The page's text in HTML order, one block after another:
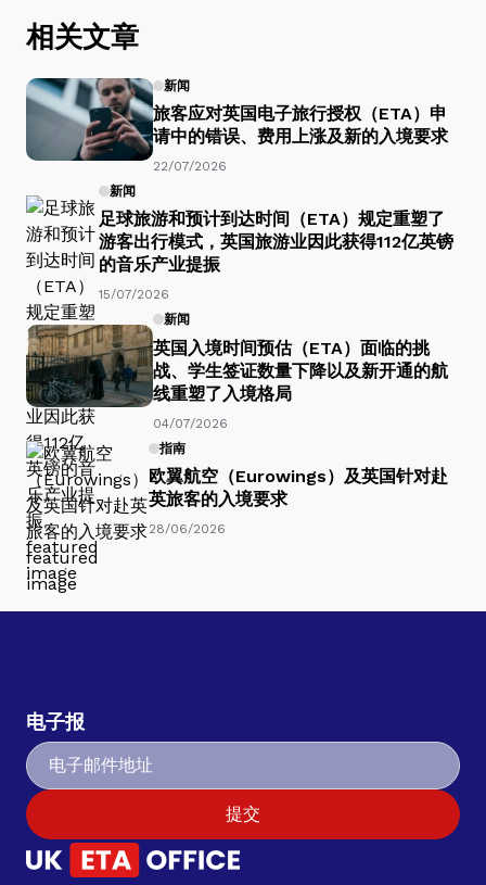
相关文章
新闻
旅客应对英国电子旅行授权（ETA）申
请中的错误、费用上涨及新的入境要求
22/07/2026
新闻
足球旅游和预计到达时间（ETA）规定重塑了
游客出行模式，英国旅游业因此获得112亿英镑
的音乐产业提振
15/07/2026
新闻
英国入境时间预估（ETA）面临的挑
战、学生签证数量下降以及新开通的航
线重塑了入境格局
04/07/2026
指南
欧翼航空（Eurowings）及英国针对赴
英旅客的入境要求
28/06/2026
电子报
提交